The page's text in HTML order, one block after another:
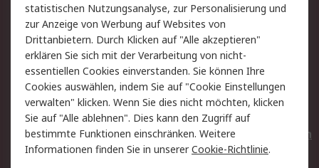
Hilfe
Privatkunden
Rechtliches
AGB
Datenschutz
Cookie-Richtlinie
Zahlungsbedingungen
Copyright/Impressum
Entsorgung
Elektrogeräte/Batterien
statistischen Nutzungsanalyse, zur Personalisierung und
zur Anzeige von Werbung auf Websites von
Drittanbietern. Durch Klicken auf "Alle akzeptieren"
erklären Sie sich mit der Verarbeitung von nicht-
essentiellen Cookies einverstanden. Sie können Ihre
Cookies auswählen, indem Sie auf "Cookie Einstellungen
verwalten" klicken. Wenn Sie dies nicht möchten, klicken
Sie auf "Alle ablehnen". Dies kann den Zugriff auf
bestimmte Funktionen einschränken. Weitere
Informationen finden Sie in unsererCookie-Richtlinie.